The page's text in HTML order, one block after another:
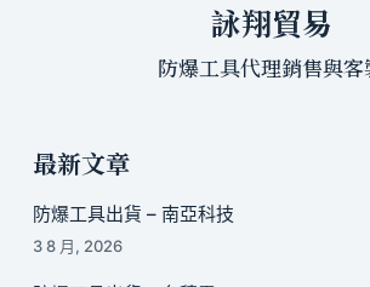
詠翔貿易
防爆工具代理銷售與客
最新文章
防爆工具出貨 – 南亞科技
3 8 月, 2026